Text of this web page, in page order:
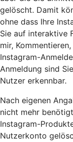
gelöscht. Damit
ohne dass Ihre
Sie auf interaktive
mir,
Instagram-
Anmeldung sind
Nutzer erkennbar.
Nach eigenen
nicht mehr
Instagram-
Nutzerkonto